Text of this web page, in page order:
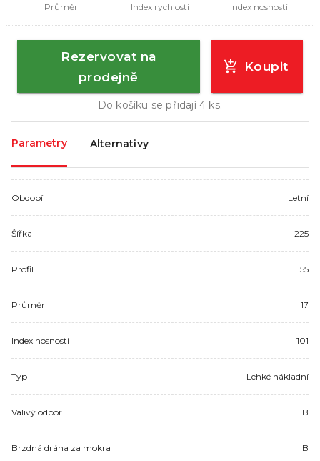
Průměr Index rychlosti Index nosnosti
Rezervovat na
prodejně
Koupit
Do košíku se přidají4 ks.
Parametry Alternativy
Období Letní
Šířka 225
Profil 55
Průměr 17
Index nosnosti 101
Typ Lehké nákladní
Valivý odpor B
Brzdná dráha za mokra B